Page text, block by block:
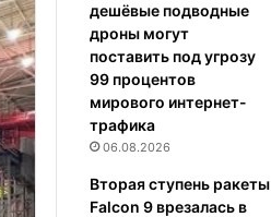
дешёвые подводные
дроны могут
поставить под угрозу
99 процентов
мирового интернет-
трафика
06.08.2026
Вторая ступень ракеты
Falcon 9 врезалась в